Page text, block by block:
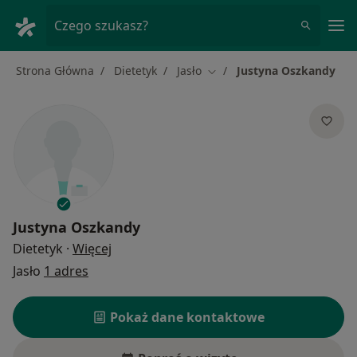
Czego szukasz?
Strona Główna Dietetyk Jasło Zmień miasto
Justyna Oszkandy
Justyna Oszkandy
Dietetyk · Więcej
Jasło 1 adres
Pokaż dane kontaktowe